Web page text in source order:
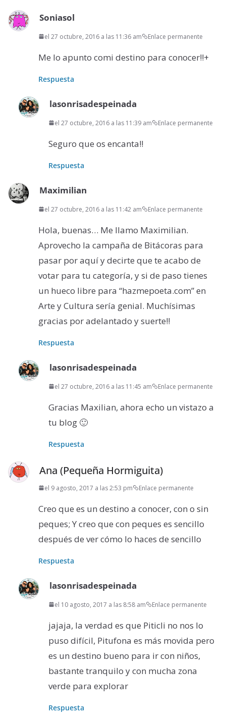
Soniasol
el 27 octubre, 2016 a las 11:36 am Enlace permanente
Me lo apunto comi destino para conocer!!+
Respuesta
lasonrisadespeinada
el 27 octubre, 2016 a las 11:39 am Enlace permanente
Seguro que os encanta!!
Respuesta
Maximilian
el 27 octubre, 2016 a las 11:42 am Enlace permanente
Hola, buenas… Me llamo Maximilian.
Aprovecho la campaña de Bitácoras para
pasar por aquí y decirte que te acabo de
votar para tu categoría, y si de paso tienes
un hueco libre para “hazmepoeta.com” en
Arte y Cultura sería genial. Muchísimas
gracias por adelantado y suerte!!
Respuesta
lasonrisadespeinada
el 27 octubre, 2016 a las 11:45 am Enlace permanente
Gracias Maxilian, ahora echo un vistazo a
tu blog 🙂
Respuesta
Ana (Pequeña Hormiguita)
el 9 agosto, 2017 a las 2:53 pm Enlace permanente
Creo que es un destino a conocer, con o sin
peques; Y creo que con peques es sencillo
después de ver cómo lo haces de sencillo
Respuesta
lasonrisadespeinada
el 10 agosto, 2017 a las 8:58 am Enlace permanente
jajaja, la verdad es que Piticli no nos lo
puso difícil, Pitufona es más movida pero
es un destino bueno para ir con niños,
bastante tranquilo y con mucha zona
verde para explorar
Respuesta